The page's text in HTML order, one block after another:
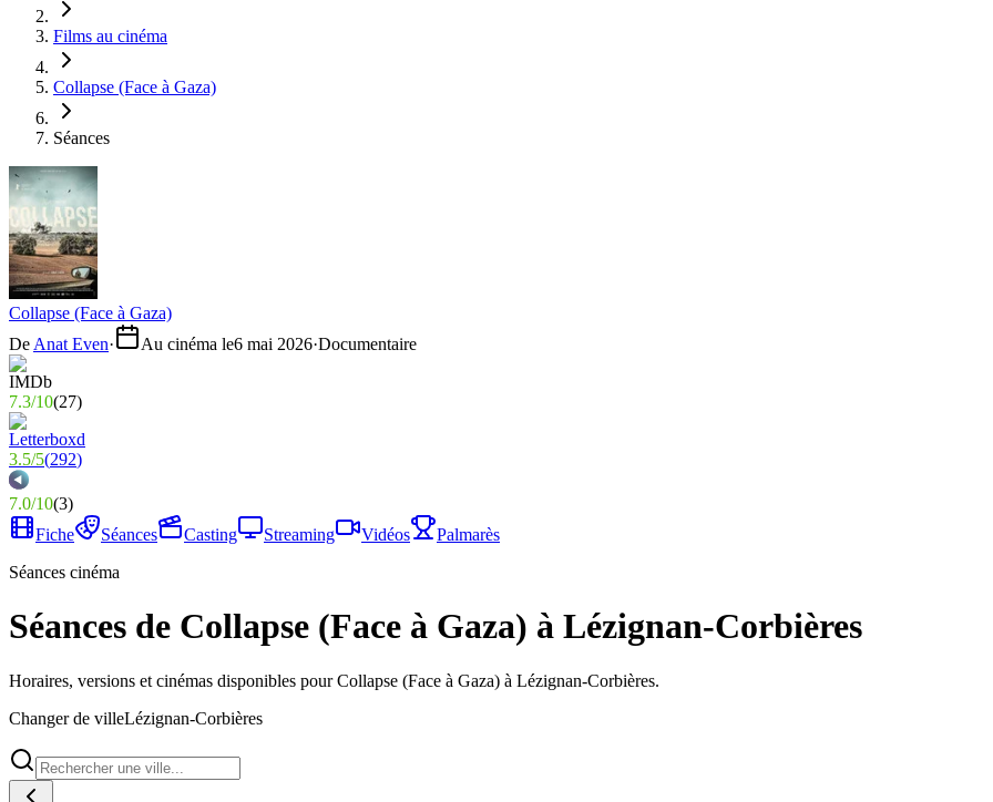
Films au cinéma
Collapse (Face à Gaza)
Séances
Collapse (Face à Gaza)
De Anat Even· Au cinéma le6 mai 2026·Documentaire
7.3/10(27)
3.5/5(292)
7.0/10(3)
Fiche
Séances Casting Streaming Vidéos
Palmarès
Séances cinéma
Séances de Collapse (Face à Gaza) à Lézignan-Corbières
Horaires, versions et cinémas disponibles pour Collapse (Face à Gaza) à Lézignan-Corbières.
Changer de villeLézignan-Corbières